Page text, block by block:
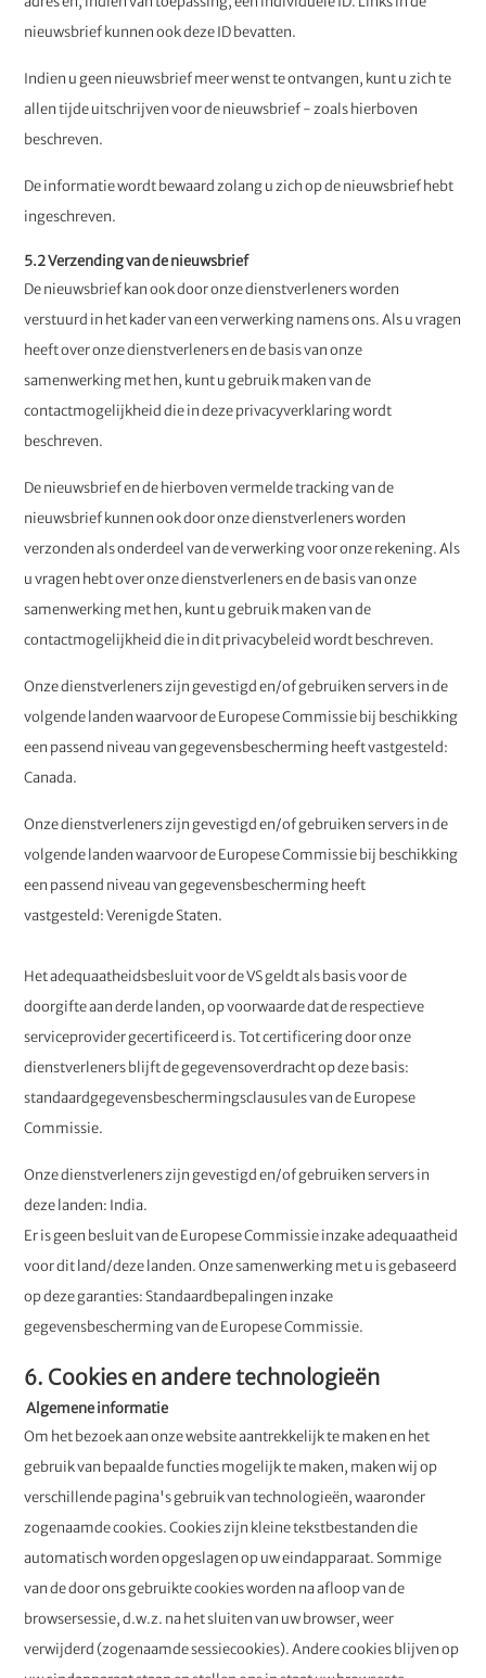
nieuwsbrief kunnen ook deze ID bevatten.
Indien u geen nieuwsbrief meer wenst te ontvangen, kunt u zich te
allen tijde uitschrijven voor de nieuwsbrief - zoals hierboven
beschreven.
De informatie wordt bewaard zolang u zich op de nieuwsbrief hebt
ingeschreven.
5.2 Verzending van de nieuwsbrief
De nieuwsbrief kan ook door onze dienstverleners worden
verstuurd in het kader van een verwerking namens ons. Als u vragen
heeft over onze dienstverleners en de basis van onze
samenwerking met hen, kunt u gebruik maken van de
contactmogelijkheid die in deze privacyverklaring wordt
beschreven.
De nieuwsbrief en de hierboven vermelde tracking van de
nieuwsbrief kunnen ook door onze dienstverleners worden
verzonden als onderdeel van de verwerking voor onze rekening. Als
u vragen hebt over onze dienstverleners en de basis van onze
samenwerking met hen, kunt u gebruik maken van de
contactmogelijkheid die in dit privacybeleid wordt beschreven.
Onze dienstverleners zijn gevestigd en/of gebruiken servers in de
volgende landen waarvoor de Europese Commissie bij beschikking
een passend niveau van gegevensbescherming heeft vastgesteld:
Canada.
Onze dienstverleners zijn gevestigd en/of gebruiken servers in de
volgende landen waarvoor de Europese Commissie bij beschikking
een passend niveau van gegevensbescherming heeft
vastgesteld: Verenigde Staten.
Het adequaatheidsbesluit voor de VS geldt als basis voor de
doorgifte aan derde landen, op voorwaarde dat de respectieve
serviceprovider gecertificeerd is. Tot certificering door onze
dienstverleners blijft de gegevensoverdracht op deze basis:
standaardgegevensbeschermingsclausules van de Europese
Commissie.
Onze dienstverleners zijn gevestigd en/of gebruiken servers in
deze landen: India.
Er is geen besluit van de Europese Commissie inzake adequaatheid
voor dit land/deze landen. Onze samenwerking met u is gebaseerd
op deze garanties: Standaardbepalingen inzake
gegevensbescherming van de Europese Commissie.
6. Cookies en andere technologieën
Algemene informatie
Om het bezoek aan onze website aantrekkelijk te maken en het
gebruik van bepaalde functies mogelijk te maken, maken wij op
verschillende pagina's gebruik van technologieën, waaronder
zogenaamde cookies. Cookies zijn kleine tekstbestanden die
automatisch worden opgeslagen op uw eindapparaat. Sommige
van de door ons gebruikte cookies worden na afloop van de
browsersessie, d.w.z. na het sluiten van uw browser, weer
verwijderd (zogenaamde sessiecookies). Andere cookies blijven op